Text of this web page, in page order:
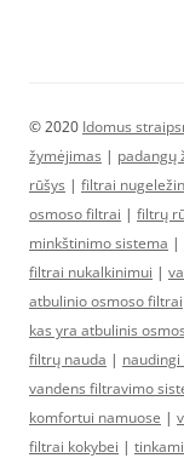
© 2020 Idomus
žymėjimas | padangų
rūšys | filtrai
osmoso filtrai | filtrų
minkštinimo sistema |
filtrai nukalkinimui |
atbulinio osmoso filtrai
kas yra atbulinis
filtrų nauda |
vandens filtravimo
komfortui namuose |
filtrai kokybei |